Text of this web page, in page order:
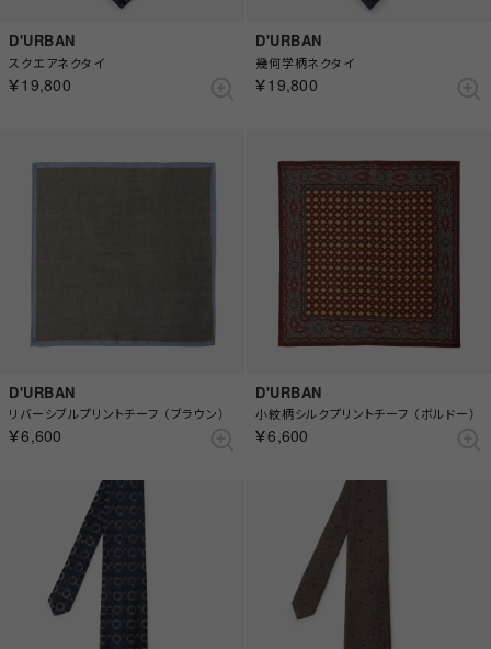
D'URBAN
スクエアネクタイ
￥19,800
D'URBAN
幾何学柄ネクタイ
￥19,800
D'URBAN
リバーシブルプリントチーフ （ブラウン）
￥6,600
D'URBAN
小紋柄シルクプリントチーフ （ボルドー）
￥6,600